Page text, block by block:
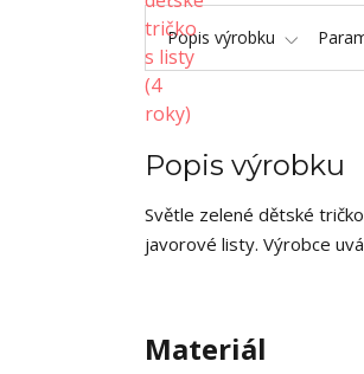
Popis výrobku
Popis výrobku
Světle zelené dětské
javorové listy. Výrobce
Materiál